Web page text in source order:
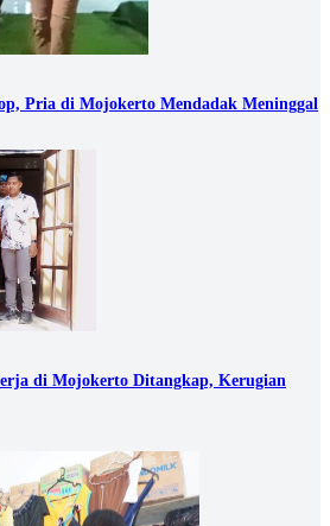
Pria di Mojokerto Mendadak Meninggal
di Mojokerto Ditangkap, Kerugian